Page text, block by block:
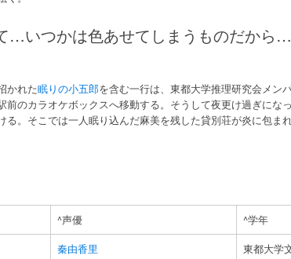
…いつかは色あせてしまうものだから
かれた眠りの小五郎を含む一行は、東都大学推理研究会メン
前のカラオケボックスへ移動する。そうして夜更け過ぎにな
る。そこでは一人眠り込んだ麻美を残した貸別荘が炎に包
^声優
^学年
秦由香里
東都大学